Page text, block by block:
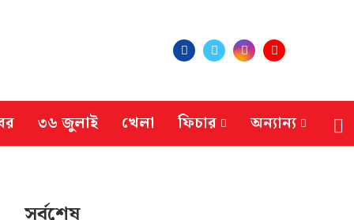
৩৬ জুলাই খেলা ফিচার অন্যান্য